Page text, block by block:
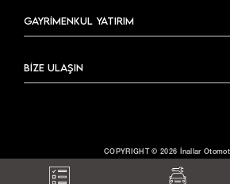
GAYRİMENKUL YATIRIM
BİZE ULAŞIN
COPYRIGHT © 2026 İnallar